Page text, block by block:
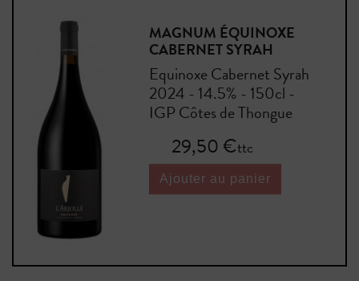
MAGNUM ÉQUINOXE
CABERNET SYRAH
Equinoxe Cabernet Syrah
2024 - 14.5% - 150cl -
IGP Côtes de Thongue
Prix29,50 €ttc
Ajouter au panier